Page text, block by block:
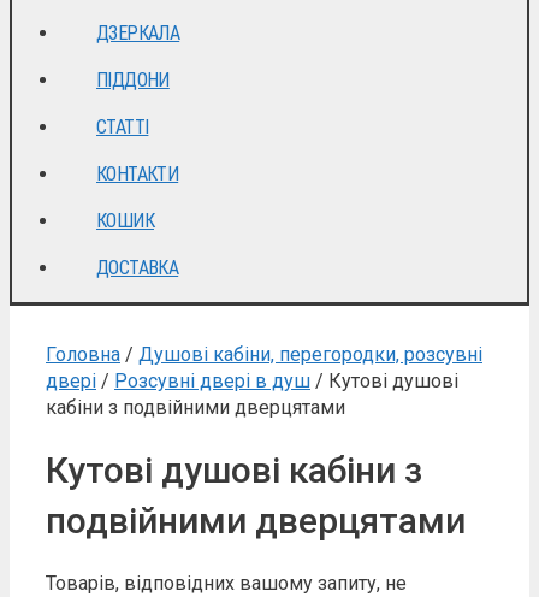
ДЗЕРКАЛА
ПІДДОНИ
СТАТТІ
КОНТАКТИ
КОШИК
ДОСТАВКА
Головна / Душові кабіни, перегородки, розсувні
двері / Розсувні двері в душ / Кутові душові
кабіни з подвійними дверцятами
Кутові душові кабіни з
подвійними дверцятами
Товарів, відповідних вашому запиту, не